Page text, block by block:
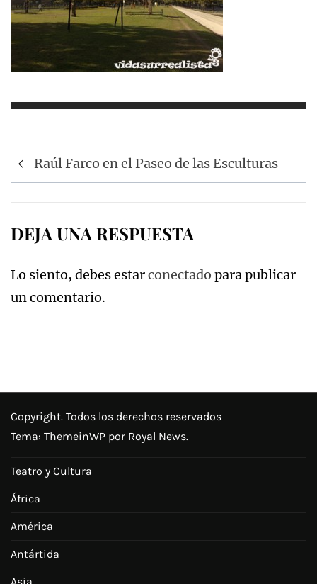
Navegación
de
Raúl Farco en el Paseo de las Esculturas
DEJA UNA RESPUESTA
Lo siento, debes estarconectado para publicar
un comentario.
Copyright. Todos los derechos reservados
Tema: ThemeinWP por Royal News.
Teatro y Cultura
África
América
Antártida